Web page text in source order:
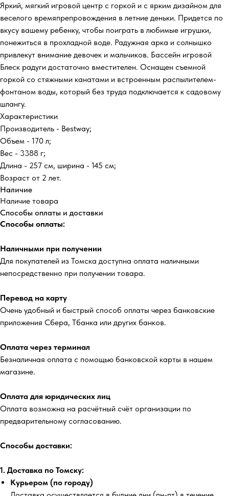
Яркий, мягкий игровой центр с горкой и с ярким дизайном для
веселого времяпрепровождения в летние деньки. Придется по
вкусу вашему ребенку, чтобы поиграть в любимые игрушки,
понежиться в прохладной воде. Радужная арка и солнышко
привлекут внимание девочек и мальчиков. Бассейн игровой
Блеск радуги достаточно вместителен. Оснащен съемной
горкой со стяжными канатами и встроенным распылителем-
фонтаном воды, который без труда подключается к садовому
шлангу.
Характеристики
Производитель - Bestway;
Объем - 170 л;
Вес - 3388 г;
Длина - 257 см, ширина - 145 см;
Возраст от 2 лет.
Наличие
Наличие товара
Способы оплаты и доставки
Способы оплаты:
Наличными при получении
Для покупателей из Томска доступна оплата наличными
непосредственно при получении товара.
Перевод на карту
Очень удобный и быстрый способ оплаты через банковские
приложения Сбера, Тбанка или других банков.
Оплата через терминал
Безналичная оплата с помощью банковской карты в нашем
магазине.
Оплата для юридических лиц
Оплата возможна на расчётный счёт организации по
предварительному согласованию.
Способы доставки:
1. Доставка по Томску:
Курьером (по городу)